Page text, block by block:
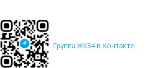
Группа ЖК34 в Контакте